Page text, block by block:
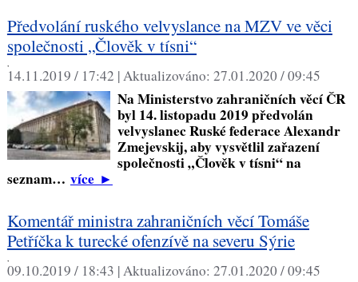
Předvolání ruského velvyslance na MZV ve věci
společnosti „Člověk v tísni“
,
14.11.2019 / 17:42 |Aktualizováno: 27.01.2020 / 09:45
Na Ministerstvo zahraničních věcí ČR
byl 14. listopadu 2019 předvolán
velvyslanec Ruské federace Alexandr
Zmejevskij, aby vysvětlil zařazení
společnosti „Člověk v tísni“ na
seznam… více►
Komentář ministra zahraničních věcí Tomáše
Petříčka k turecké ofenzívě na severu Sýrie
,
09.10.2019 / 18:43 |Aktualizováno: 27.01.2020 / 09:45